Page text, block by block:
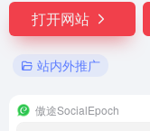
打开网站
站内外推广
傲途SocialEpoch